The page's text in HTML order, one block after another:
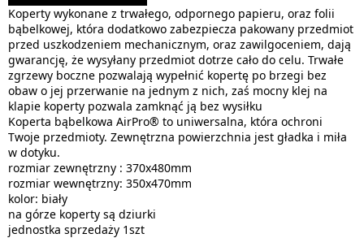
Koperty wykonane z trwałego, odpornego papieru, oraz folii
bąbelkowej, która dodatkowo zabezpiecza pakowany przedmiot
przed uszkodzeniem mechanicznym, oraz zawilgoceniem, dają
gwarancję, że wysyłany przedmiot dotrze cało do celu. Trwałe
zgrzewy boczne pozwalają wypełnić kopertę po brzegi bez
obaw o jej przerwanie na jednym z nich, zaś mocny klej na
klapie koperty pozwala zamknąć ją bez wysiłku
Koperta bąbelkowa AirPro® to uniwersalna, która ochroni
Twoje przedmioty. Zewnętrzna powierzchnia jest gładka i miła
w dotyku.
rozmiar zewnętrzny : 370x480mm
rozmiar wewnętrzny: 350x470mm
kolor: biały
na górze koperty są dziurki
jednostka sprzedaży 1szt